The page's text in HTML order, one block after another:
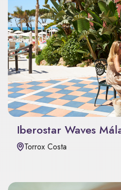
Iberostar Waves
Torrox Costa